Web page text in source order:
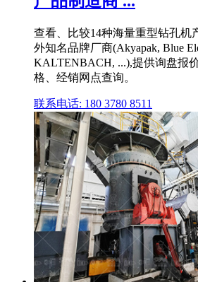
查看、比较14种海量重型钻孔机
外知名品牌厂商(Akyapak, Blue
KALTENBACH, ...),提供询盘报
格、经销网点查询。
联系电话: 180 3780 8511